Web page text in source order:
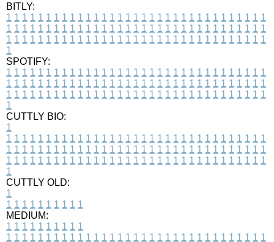
BITLY:
1 1 1 1 1 1 1 1 1 1 1 1 1 1 1 1 1 1 1 1 1 1 1 1 1 1 1 1 1 1 1 1 1
1 1 1 1 1 1 1 1 1 1 1 1 1 1 1 1 1 1 1 1 1 1 1 1 1 1 1 1 1 1 1 1 1
1 1 1 1 1 1 1 1 1 1 1 1 1 1 1 1 1 1 1 1 1 1 1 1 1 1 1 1 1 1 1 1 1
1
SPOTIFY:
1 1 1 1 1 1 1 1 1 1 1 1 1 1 1 1 1 1 1 1 1 1 1 1 1 1 1 1 1 1 1 1 1
1 1 1 1 1 1 1 1 1 1 1 1 1 1 1 1 1 1 1 1 1 1 1 1 1 1 1 1 1 1 1 1 1
1 1 1 1 1 1 1 1 1 1 1 1 1 1 1 1 1 1 1 1 1 1 1 1 1 1 1 1 1 1 1 1 1
1
CUTTLY BIO:
1
1 1 1 1 1 1 1 1 1 1 1 1 1 1 1 1 1 1 1 1 1 1 1 1 1 1 1 1 1 1 1 1 1
1 1 1 1 1 1 1 1 1 1 1 1 1 1 1 1 1 1 1 1 1 1 1 1 1 1 1 1 1 1 1 1 1
1 1 1 1 1 1 1 1 1 1 1 1 1 1 1 1 1 1 1 1 1 1 1 1 1 1 1 1 1 1 1 1 1
1
CUTTLY OLD:
1
1 1 1 1 1 1 1 1 1 1
MEDIUM:
1 1 1 1 1 1 1 1 1 1
1 1 1 1 1 1 1 1 1 1 1 1 1 1 1 1 1 1 1 1 1 1 1 1 1 1 1 1 1 1 1 1 1